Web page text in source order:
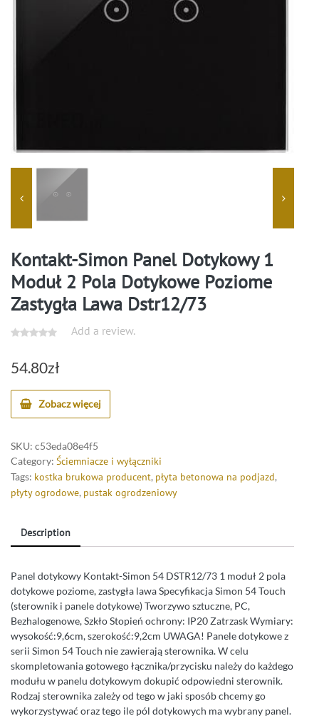
Kontakt-Simon Panel Dotykowy 1
Moduł 2 Pola Dotykowe Poziome
Zastygła Lawa Dstr12/73
Add a review.
54.80zł
Zobacz więcej
SKU: c53eda08e4f5
Category: Ściemniacze i wyłączniki
Tags: kostka brukowa producent, płyta betonowa na podjazd,
płyty ogrodowe, pustak ogrodzeniowy
Description
Panel dotykowy Kontakt-Simon 54 DSTR12/73 1 moduł 2 pola
dotykowe poziome, zastygła lawa Specyfikacja Simon 54 Touch
(sterownik i panele dotykowe) Tworzywo sztuczne, PC,
Bezhalogenowe, Szkło Stopień ochrony: IP20 Zatrzask Wymiary:
wysokość:9,6cm, szerokość:9,2cm UWAGA! Panele dotykowe z
serii Simon 54 Touch nie zawierają sterownika. W celu
skompletowania gotowego łącznika/przycisku należy do każdego
modułu w panelu dotykowym dokupić odpowiedni sterownik.
Rodzaj sterownika zależy od tego w jaki sposób chcemy go
wykorzystywać oraz tego ile pól dotykowych ma wybrany panel.